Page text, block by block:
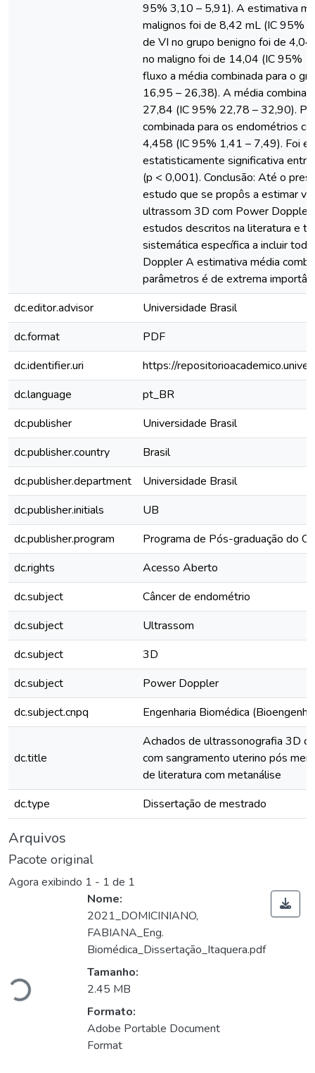
95% 3,10 – 5,91). A estimativa
malignos foi de 8,42 mL (IC 95%
de VI no grupo benigno foi de
no maligno foi de 14,04 (IC 95%
fluxo a média combinada para o
16,95 – 26,38). A média
27,84 (IC 95% 22,78 – 32,90).
combinada para os endométrios
4,458 (IC 95% 1,41 – 7,49). Foi
estatisticamente significativa
(p < 0,001). Conclusão: Até o
estudo que se propôs a estimar
ultrassom 3D com Power Doppler
estudos descritos na literatura e
sistemática específica a incluir
Doppler A estimativa média
parâmetros é de extrema
dc.editor.advisor
Universidade Brasil
dc.format
PDF
dc.identifier.uri
https://
dc.language
pt_BR
dc.publisher
Universidade Brasil
dc.publisher.country
Brasil
dc.publisher.department
Universidade Brasil
dc.publisher.initials
UB
dc.publisher.program
Programa de Pós-graduação do
dc.rights
Acesso Aberto
dc.subject
Câncer de endométrio
dc.subject
Ultrassom
dc.subject
3D
dc.subject
Power Doppler
dc.subject.cnpq
Engenharia Biomédica
dc.title
Achados de ultrassonografia 3D
com sangramento uterino pós
de literatura com metanálise
dc.type
Dissertação de mestrado
Arquivos
Pacote original
Agora exibindo 1 - 1 de 1
Carregando...
Nome:
2021_DOMICINIANO,
FABIANA_Eng.
Biomédica_Dissertação_Itaquera.pdf
Tamanho:
2.45 MB
Formato:
Adobe Portable Document
Format